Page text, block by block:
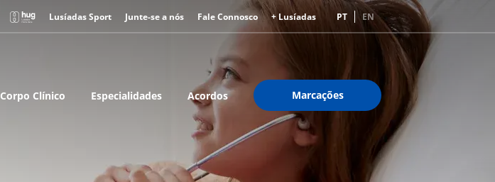
Lusíadas Sport Junte-se a nós Fale Connosco + Lusíadas PT EN
Corpo Clínico Especialidades Acordos Marcações